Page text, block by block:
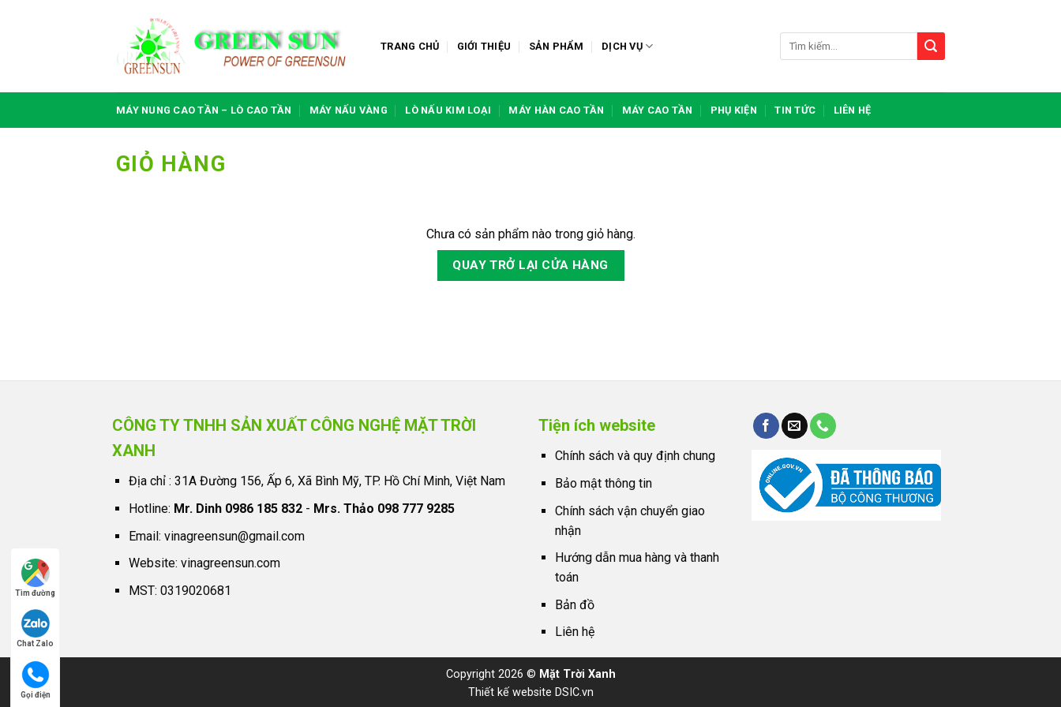
TRANG CHỦ GIỚI THIỆU SẢN PHẨM DỊCH VỤ
MÁY NUNG CAO TẦN – LÒ CAO TẦN MÁY NẤU VÀNG LÒ NẤU KIM LOẠI MÁY HÀN CAO TẦN MÁY CAO TẦN PHỤ KIỆN TIN TỨC LIÊN HỆ
GIỎ HÀNG
Chưa có sản phẩm nào trong giỏ hàng.
QUAY TRỞ LẠI CỬA HÀNG
CÔNG TY TNHH SẢN XUẤT CÔNG NGHỆ MẶT TRỜI
XANH
Địa chỉ : 31A Đường 156, Ấp 6, Xã Bình Mỹ, TP. Hồ Chí Minh, Việt Nam
Hotline: Mr. Dinh 0986 185 832- Mrs. Thảo 098 777 9285
Email: vinagreensun@gmail.com
Website: vinagreensun.com
MST: 0319020681
Tiện ích website
Chính sách và quy định chung
Bảo mật thông tin
Chính sách vận chuyển giao
nhận
Hướng dẫn mua hàng và thanh
toán
Bản đồ
Liên hệ
Copyright 2026 © Mặt Trời Xanh
Thiết kế website DSIC.vn
Tìm đường
Chat Zalo
Gọi điện